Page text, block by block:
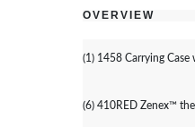
OVERVIEW
(1) 1458 Carrying
(6) 410RED Zenex™